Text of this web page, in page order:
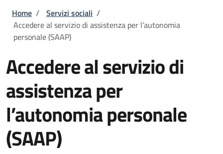
Briciole di pane
Home / Servizi sociali /
Accedere al servizio di assistenza per l’autonomia
personale (SAAP)
Accedere al servizio di
assistenza per
l’autonomia personale
(SAAP)